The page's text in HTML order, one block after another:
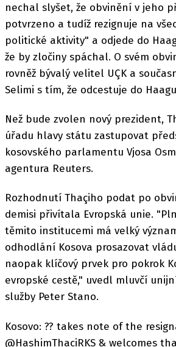
nechal slyšet, že obvinění v jeho
potvrzeno a tudíž rezignuje na
politické aktivity" a odjede do
že by zločiny spáchal. O svém
rovněž bývalý velitel UÇK a
Selimi s tím, že odcestuje do
Než bude zvolen nový prezident,
úřadu hlavy státu zastupovat
kosovského parlamentu Vjosa
agentura Reuters.
Rozhodnutí Thaçiho podat po
demisi přivítala Evropská unie.
těmito institucemi má velký
odhodlání Kosova prosazovat
naopak klíčový prvek pro pokrok
evropské cestě," uvedl mluvčí
služby Peter Stano.
Kosovo: ?? takes note of the
@HashimThaciRKS & welcomes